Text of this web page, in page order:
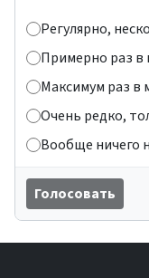
Регулярно,
Примерно раз
Максимум раз в
Очень редко,
Вообще ничего
Голосовать